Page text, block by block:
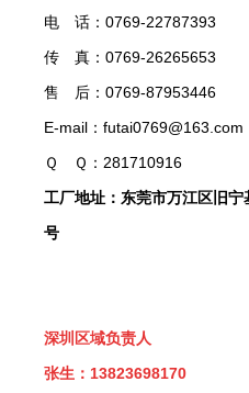
电 话：0769-22787393
传 真：0769-26265653
售 后：0769-87953446
E-mail：futai0769@163.com
Ｑ Ｑ：281710916
工厂地址：东莞市万江区旧宁
号
深圳区域负责人
张生：13823698170